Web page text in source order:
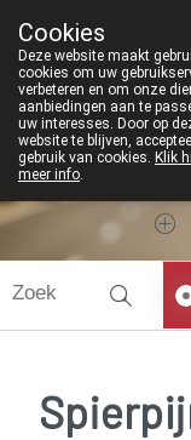
Vandaag
Cookies
Deze website maakt
cookies om uw
verbeteren en om onze
aanbiedingen aan te
uw interesses. Door op
website te blijven,
gebruik van cookies. Klik
meer info.